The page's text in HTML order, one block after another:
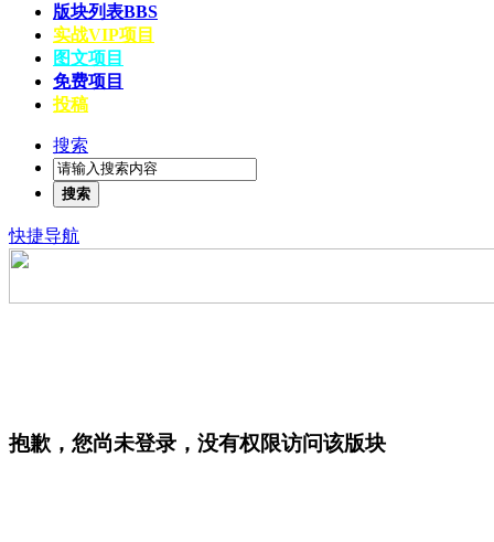
版块列表BBS
实战VIP项目
图文项目
免费项目
投稿
搜索
搜索
快捷导航
抱歉，您尚未登录，没有权限访问该版块